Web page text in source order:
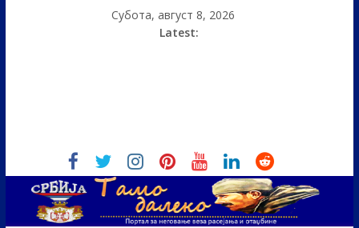
Субота, август 8, 2026
Latest: